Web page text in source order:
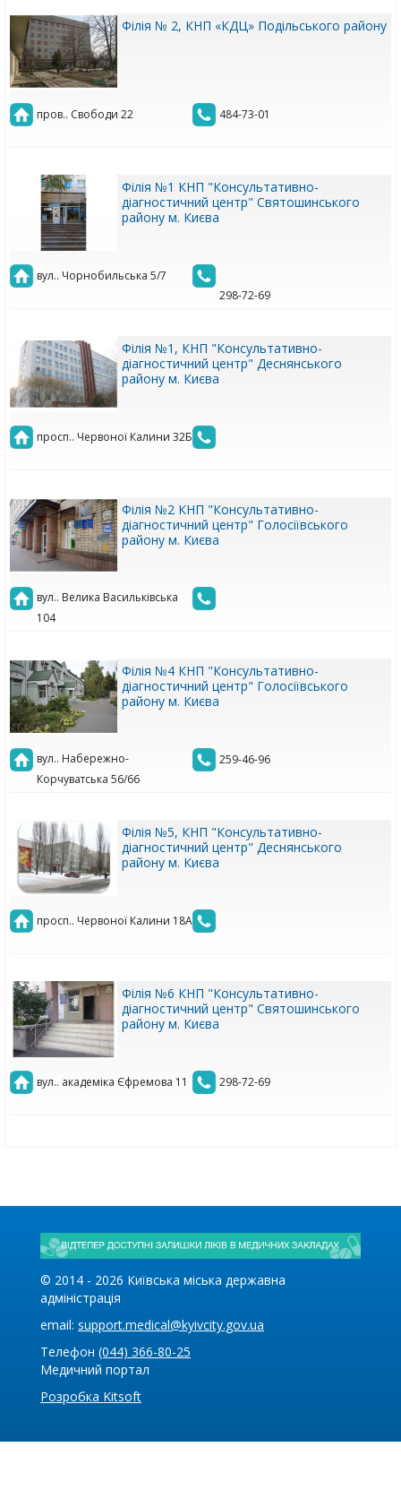
Філія № 2, КНП «КДЦ» Подільського району
пров.. Свободи 22 484-73-01
Філія №1 КНП "Консультативно-
діагностичний центр" Святошинського
району м. Києва
вул.. Чорнобильська 5/7
298-72-69
Філія №1, КНП "Консультативно-
діагностичний центр" Деснянського
району м. Києва
просп.. Червоної Калини 32Б
Філія №2 КНП "Консультативно-
діагностичний центр" Голосіївського
району м. Києва
вул.. Велика Васильківська
104
Філія №4 КНП "Консультативно-
діагностичний центр" Голосіївського
району м. Києва
вул.. Набережно-
Корчуватська 56/66
259-46-96
Філія №5, КНП "Консультативно-
діагностичний центр" Деснянського
району м. Києва
просп.. Червоної Калини 18А
Філія №6 КНП "Консультативно-
діагностичний центр" Святошинського
району м. Києва
вул.. академіка Єфремова 11 298-72-69
© 2014 - 2026 Київська міська державна
адміністрація
email: support.medical@kyivcity.gov.ua
Телефон (044) 366-80-25
Медичний портал
Розробка Kitsoft